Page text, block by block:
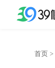
首页 >